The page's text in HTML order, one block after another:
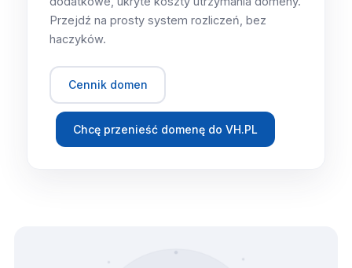
Przejdź na prosty system rozliczeń, bez
haczyków.
Cennik domen
Chcę przenieść domenę do VH.PL